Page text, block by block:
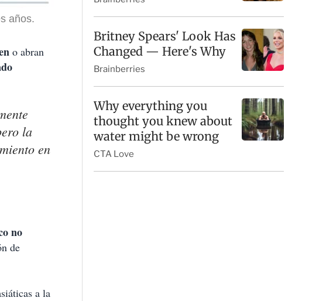
años.
o abran
la
en
no
de
a la